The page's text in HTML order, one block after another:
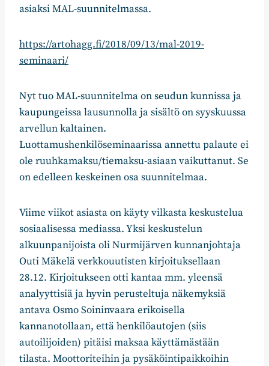
asiaksi MAL-suunnitelmassa.
https://artohagg.fi/2018/09/13/mal-2019-
seminaari/
Nyt tuo MAL-suunnitelma on seudun kunnissa ja
kaupungeissa lausunnolla ja sisältö on syyskuussa
arvellun kaltainen.
Luottamushenkilöseminaarissa annettu palaute ei
ole ruuhkamaksu/tiemaksu-asiaan vaikuttanut. Se
on edelleen keskeinen osa suunnitelmaa.
Viime viikot asiasta on käyty vilkasta keskustelua
sosiaalisessa mediassa. Yksi keskustelun
alkuunpanijoista oli Nurmijärven kunnanjohtaja
Outi Mäkelä verkkouutisten kirjoituksellaan
28.12. Kirjoitukseen otti kantaa mm. yleensä
analyyttisiä ja hyvin perusteltuja näkemyksiä
antava Osmo Soininvaara erikoisella
kannanotollaan, että henkilöautojen (siis
autoilijoiden) pitäisi maksaa käyttämästään
tilasta. Moottoriteihin japysäköintipaikkoihin